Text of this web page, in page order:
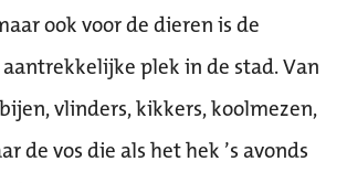
ook voor de dieren is de
plek in de stad. Van
vlinders, kikkers, koolmezen,
de vos die als het hek ’s avonds